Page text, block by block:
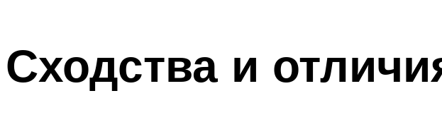
Сходства и